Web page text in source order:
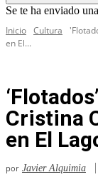
Se te ha enviado
Inicio Cultura
en El...
Cristina
en El
por Javier Alquimia